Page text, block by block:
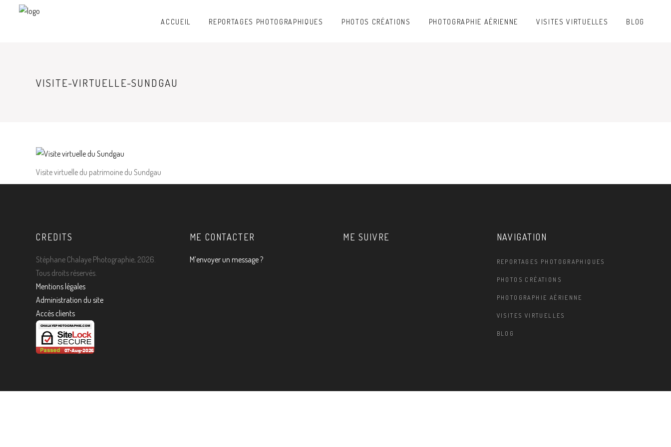
ACCUEIL REPORTAGES PHOTOGRAPHIQUES PHOTOS CRÉATIONS PHOTOGRAPHIE AÉRIENNE VISITES VIRTUELLES BLOG
VISITE-VIRTUELLE-SUNDGAU
Visite virtuelle du patrimoine du Sundgau
CREDITS
Stéphane Chalaye Photographie, 2026.
Tous droits réservés.
Mentions légales
Administration du site
Accès clients
ME CONTACTER
M’envoyer un message ?
ME SUIVRE NAVIGATION
REPORTAGES PHOTOGRAPHIQUES
PHOTOS CRÉATIONS
PHOTOGRAPHIE AÉRIENNE
VISITES VIRTUELLES
BLOG